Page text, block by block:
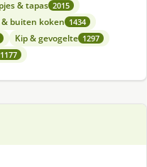
& tapas 2015
& buiten koken 1434
Kip & gevogelte 1297
1177